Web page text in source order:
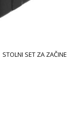
STOLNI SET ZA ZAČINE